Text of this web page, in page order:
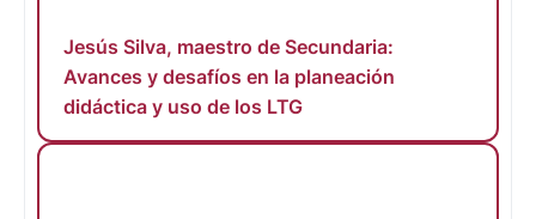
Jesús Silva, maestro de Secundaria:
Avances y desafíos en la planeación
didáctica y uso de los LTG